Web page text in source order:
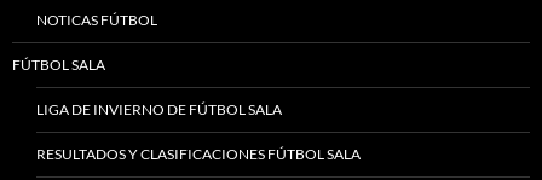
NOTICAS FÚTBOL
FÚTBOL SALA
LIGA DE INVIERNO DE FÚTBOL SALA
RESULTADOS Y CLASIFICACIONES FÚTBOL SALA